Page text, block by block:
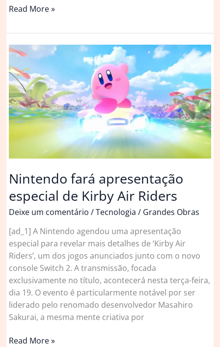
Filhos
vítimas
de
feminicídio
podem
pedir
pensão
especial
Read More »
Nintendo fará apresentação
especial de Kirby Air Riders
Deixe um comentário /Tecnologia / Grandes Obras
[ad_1] A Nintendo agendou uma apresentação
especial para revelar mais detalhes de ‘Kirby Air
Riders’, um dos jogos anunciados junto com o novo
console Switch 2. A transmissão, focada
exclusivamente no título, acontecerá nesta terça-feira,
dia 19. O evento é particularmente notável por ser
liderado pelo renomado desenvolvedor Masahiro
Sakurai, a mesma mente criativa por
Nintendo
Read More »